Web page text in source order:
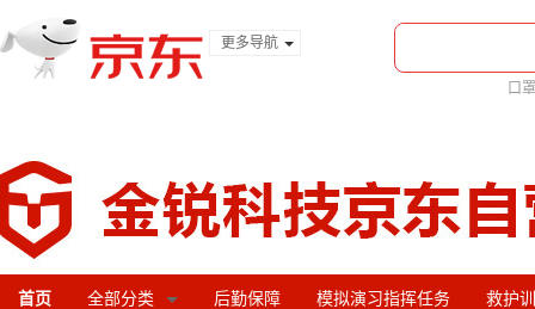
更多导航
口罩
首页 全部分类 后勤保障 模拟演习指挥任务 救护